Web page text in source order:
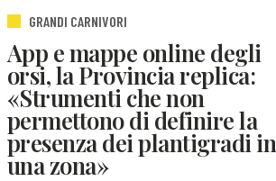
GRANDI CARNIVORI
App e mappe online degli
orsi, la Provincia replica:
«Strumenti che non
permettono di definire la
presenza dei plantigradi in
una zona»